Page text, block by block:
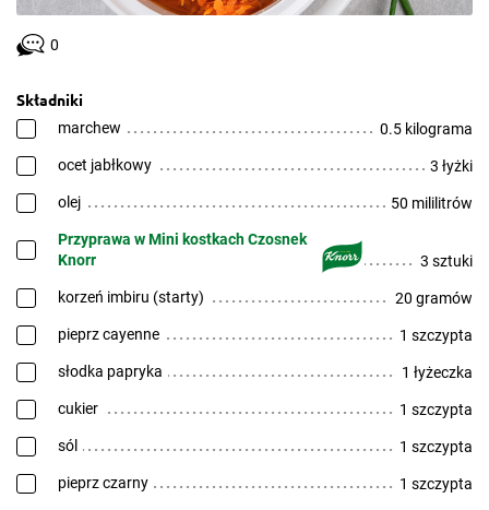
0
Składniki
marchew 0.5 kilograma
ocet jabłkowy 3 łyżki
olej 50 mililitrów
Przyprawa w Mini kostkach Czosnek
Knorr
3 sztuki
korzeń imbiru (starty) 20 gramów
pieprz cayenne 1 szczypta
słodka papryka 1 łyżeczka
cukier 1 szczypta
sól 1 szczypta
pieprz czarny 1 szczypta